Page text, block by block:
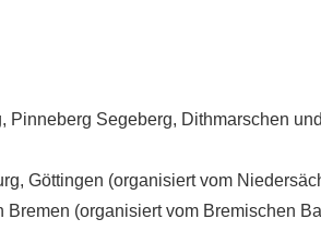
Pinneberg Segeberg, Dithmarschen
Göttingen (organisiert vom
Bremen (organisiert vom Bremischen